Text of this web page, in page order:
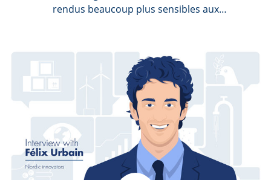
rendus beaucoup plus sensibles aux
équipés de vélos électriques pour rendre leurs
déplacements plus écologiques, toutefois avec
l’arrivée de l’hiver ils se rendent bien compte
que pour certains déplacements, leur voiture
leur est d’une très grande utilité. De ce fait, leur
nouvelle résolution 2022 est de remplacer leur
voiture de famille par un modèle beaucoup
moins polluant et durable.